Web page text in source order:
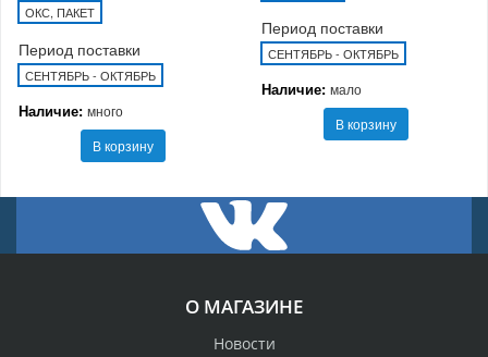
ОКС, ПАКЕТ
Период поставки
СЕНТЯБРЬ - ОКТЯБРЬ
Наличие: много
В корзину
Период поставки
СЕНТЯБРЬ - ОКТЯБРЬ
Наличие: мало
В корзину
О МАГАЗИНЕ
Новости